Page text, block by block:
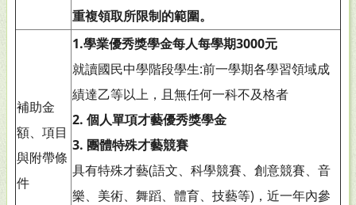
重複領取所限制的範圍。
補助金
額、項目
與附帶條
件
1.學業優秀獎學金每人每學期3000元
就讀國民中學階段學生:前一學期各學習領域成
績達乙等以上，且無任何一科不及格者
2. 個人單項才藝優秀獎學金
3. 團體特殊才藝競賽
具有特殊才藝(語文、科學競賽、創意競賽、音
樂、美術、舞蹈、體育、技藝等)，近一年內參